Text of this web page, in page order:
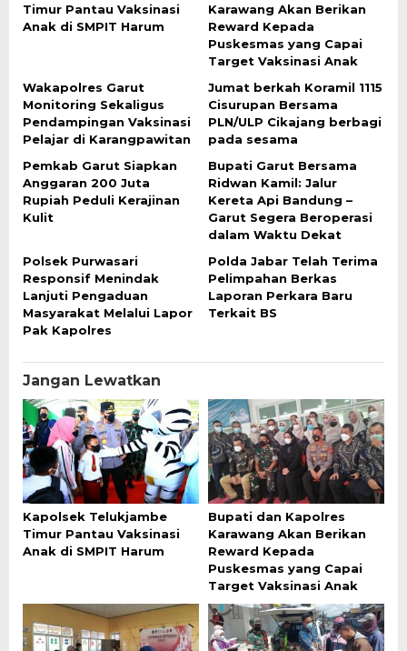
Timur Pantau Vaksinasi
Anak di SMPIT Harum
Karawang Akan Berikan
Reward Kepada
Puskesmas yang Capai
Target Vaksinasi Anak
Wakapolres Garut
Monitoring Sekaligus
Pendampingan Vaksinasi
Pelajar di Karangpawitan
Jumat berkah Koramil 1115
Cisurupan Bersama
PLN/ULP Cikajang berbagi
pada sesama
Pemkab Garut Siapkan
Anggaran 200 Juta
Rupiah Peduli Kerajinan
Kulit
Bupati Garut Bersama
Ridwan Kamil: Jalur
Kereta Api Bandung –
Garut Segera Beroperasi
dalam Waktu Dekat
Polsek Purwasari
Responsif Menindak
Lanjuti Pengaduan
Masyarakat Melalui Lapor
Pak Kapolres
Polda Jabar Telah Terima
Pelimpahan Berkas
Laporan Perkara Baru
Terkait BS
Jangan Lewatkan
Kapolsek Telukjambe
Timur Pantau Vaksinasi
Anak di SMPIT Harum
Bupati dan Kapolres
Karawang Akan Berikan
Reward Kepada
Puskesmas yang Capai
Target Vaksinasi Anak